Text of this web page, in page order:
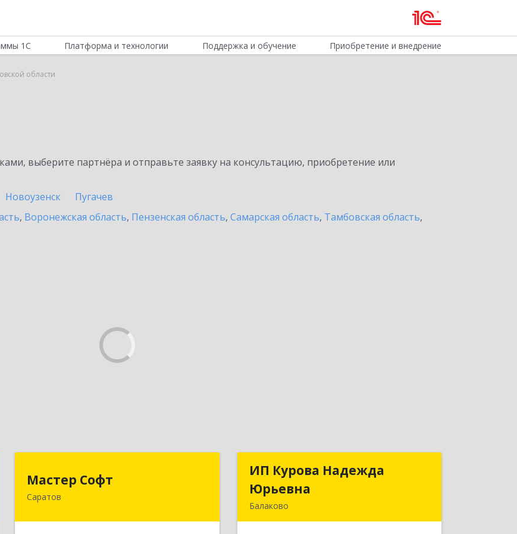
1С Платформа и технологии Поддержка и обучение Приобретение и внедрение
области
выберите партнёра и отправьте заявку на консультацию, приобретение или
Новоузенск
Пугачев
, Воронежская область, Пензенская область, Самарская область, Тамбовская область,
Мастер Софт
Саратов
410012, Саратовская обл, Саратов г,
ИП Курова Надежда
Юрьевна
Балаково
ИП Курова Надежда